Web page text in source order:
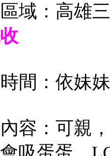
域：高雄
間：依妹
容：可親